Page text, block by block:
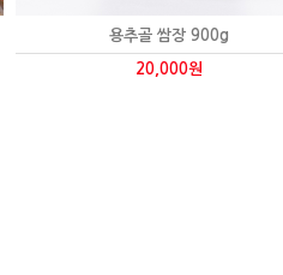
용추골 쌈장 900g
20,000원